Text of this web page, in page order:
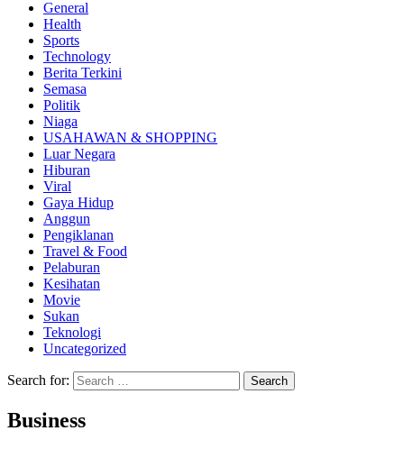
General
Health
Sports
Technology
Berita Terkini
Semasa
Politik
Niaga
USAHAWAN & SHOPPING
Luar Negara
Hiburan
Viral
Gaya Hidup
Anggun
Pengiklanan
Travel & Food
Pelaburan
Kesihatan
Movie
Sukan
Teknologi
Uncategorized
Search for:
Business